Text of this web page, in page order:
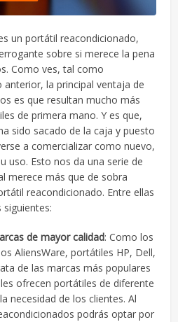
un portátil reacondicionado,
sobre si merece la pena
Como ves, tal como
la principal ventaja de
es que resultan mucho más
de primera mano. Y es que,
sido sacado de la caja y puesto
a comercializar como nuevo,
uso. Esto nos da una serie de
merece más que de sobra
reacondicionado. Entre ellas
de mayor calidad: Como los
AliensWare, portátiles HP, Dell,
de las marcas más populares
ofrecen portátiles de diferente
necesidad de los clientes. Al
podrás optar por